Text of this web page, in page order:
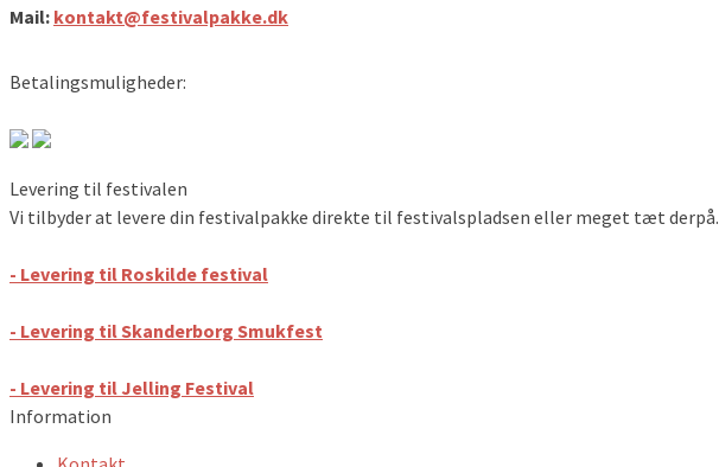
Mail: kontakt@festivalpakke.dk
Betalingsmuligheder:
Levering til festivalen
Vi tilbyder at levere din festivalpakke direkte til festivalspladsen eller meget tæt derpå.
- Levering til Roskilde festival
- Levering til Skanderborg Smukfest
- Levering til Jelling Festival
Information